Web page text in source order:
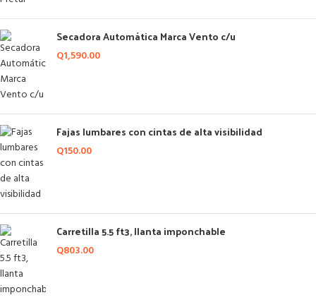
Secadora Automática Marca Vento c/u
Q1,590.00
Fajas lumbares con cintas de alta visibilidad
Q150.00
Carretilla 5.5 ft3, llanta imponchable
Q803.00